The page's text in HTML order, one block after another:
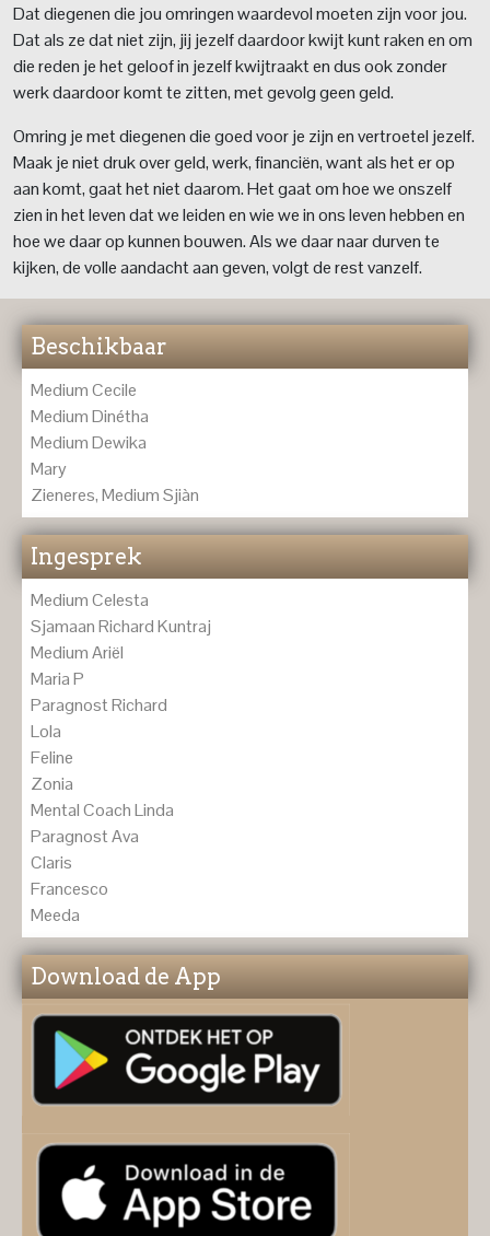
Dat diegenen die jou omringen waardevol moeten zijn voor jou.
Dat als ze dat niet zijn, jij jezelf daardoor kwijt kunt raken en om
die reden je het geloof in jezelf kwijtraakt en dus ook zonder
werk daardoor komt te zitten, met gevolg geen geld.
Omring je met diegenen die goed voor je zijn en vertroetel jezelf.
Maak je niet druk over geld, werk, financiën, want als het er op
aan komt, gaat het niet daarom. Het gaat om hoe we onszelf
zien in het leven dat we leiden en wie we in ons leven hebben en
hoe we daar op kunnen bouwen. Als we daar naar durven te
kijken, de volle aandacht aan geven, volgt de rest vanzelf.
Beschikbaar
Medium Cecile
Medium Dinétha
Medium Dewika
Mary
Zieneres, Medium Sjiàn
Ingesprek
Medium Celesta
Sjamaan Richard Kuntraj
Medium Ariël
Maria P
Paragnost Richard
Lola
Feline
Zonia
Mental Coach Linda
Paragnost Ava
Claris
Francesco
Meeda
Download de App